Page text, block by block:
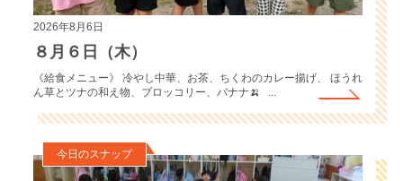
2026年8月6日
８月６日（木）
《給食メニュー》 冷やし中華、お茶、ちくわのカレー揚げ、 ほうれ
ん草とツナの和え物、ブロッコリー、バナナ🍌 ...
今日のスナップ